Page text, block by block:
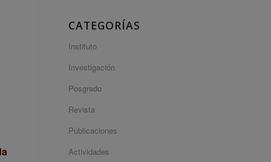
CATEGORÍAS
Instituto
Investigación
Posgrado
Revista
Publicaciones
Actividades